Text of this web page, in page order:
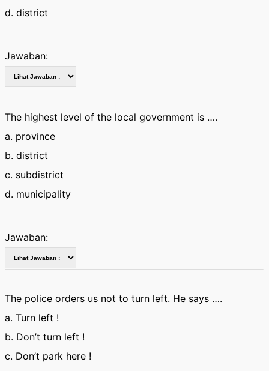
d. district
Jawaban:
The highest level of the local government is ….
a. province
b. district
c. subdistrict
d. municipality
Jawaban:
The police orders us not to turn left. He says ….
a. Turn left !
b. Don’t turn left !
c. Don’t park here !